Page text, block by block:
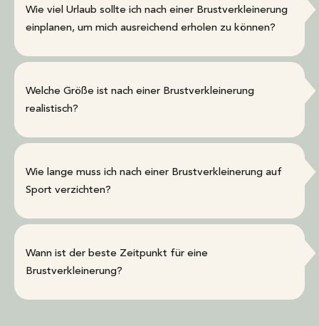
Wie viel Urlaub sollte ich nach einer Brustverkleinerung
einplanen, um mich ausreichend erholen zu können?
Welche Größe ist nach einer Brustverkleinerung
realistisch?
Wie lange muss ich nach einer Brustverkleinerung auf
Sport verzichten?
Wann ist der beste Zeitpunkt für eine
Brustverkleinerung?